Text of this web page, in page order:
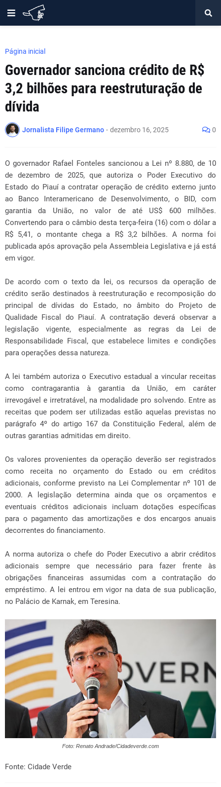
Página inicial
Governador sanciona crédito de R$
3,2 bilhões para reestruturação de
dívida
Jornalista Filipe Germano - dezembro 16, 2025 0
O governador Rafael Fonteles sancionou a Lei nº 8.880, de 10
de dezembro de 2025, que autoriza o Poder Executivo do
Estado do Piauí a contratar operação de crédito externo junto
ao Banco Interamericano de Desenvolvimento, o BID, com
garantia da União, no valor de até US$ 600 milhões.
Convertendo para o câmbio desta terça-feira (16) com o dólar a
R$ 5,41, o montante chega a R$ 3,2 bilhões. A norma foi
publicada após aprovação pela Assembleia Legislativa e já está
em vigor.
De acordo com o texto da lei, os recursos da operação de
crédito serão destinados à reestruturação e recomposição do
principal de dívidas do Estado, no âmbito do Projeto de
Qualidade Fiscal do Piauí. A contratação deverá observar a
legislação vigente, especialmente as regras da Lei de
Responsabilidade Fiscal, que estabelece limites e condições
para operações dessa natureza.
A lei também autoriza o Executivo estadual a vincular receitas
como contragarantia à garantia da União, em caráter
irrevogável e irretratável, na modalidade pro solvendo. Entre as
receitas que podem ser utilizadas estão aquelas previstas no
parágrafo 4º do artigo 167 da Constituição Federal, além de
outras garantias admitidas em direito.
Os valores provenientes da operação deverão ser registrados
como receita no orçamento do Estado ou em créditos
adicionais, conforme previsto na Lei Complementar nº 101 de
2000. A legislação determina ainda que os orçamentos e
eventuais créditos adicionais incluam dotações específicas
para o pagamento das amortizações e dos encargos anuais
decorrentes do financiamento.
A norma autoriza o chefe do Poder Executivo a abrir créditos
adicionais sempre que necessário para fazer frente às
obrigações financeiras assumidas com a contratação do
empréstimo. A lei entrou em vigor na data de sua publicação,
no Palácio de Karnak, em Teresina.
Foto: Renato Andrade/Cidadeverde.com
Fonte: Cidade Verde